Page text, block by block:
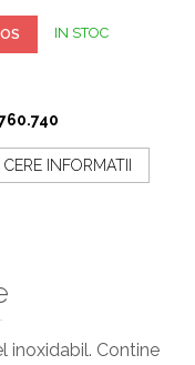
IN STOC
CERE INFORMATII
inoxidabil. Contine